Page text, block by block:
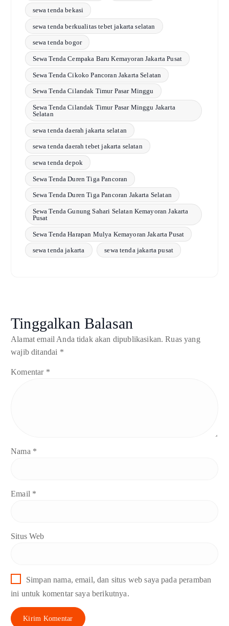
sewa tenda bekasi
sewa tenda berkualitas tebet jakarta selatan
sewa tenda bogor
Sewa Tenda Cempaka Baru Kemayoran Jakarta Pusat
Sewa Tenda Cikoko Pancoran Jakarta Selatan
Sewa Tenda Cilandak Timur Pasar Minggu
Sewa Tenda Cilandak Timur Pasar Minggu Jakarta
Selatan
sewa tenda daerah jakarta selatan
sewa tenda daerah tebet jakarta selatan
sewa tenda depok
Sewa Tenda Duren Tiga Pancoran
Sewa Tenda Duren Tiga Pancoran Jakarta Selatan
Sewa Tenda Gunung Sahari Selatan Kemayoran Jakarta
Pusat
Sewa Tenda Harapan Mulya Kemayoran Jakarta Pusat
sewa tenda jakarta sewa tenda jakarta pusat
Tinggalkan Balasan
Alamat email Anda tidak akan dipublikasikan. Ruas yang
wajib ditandai *
Komentar *
Nama *
Email *
Situs Web
Simpan nama, email, dan situs web saya pada peramban
ini untuk komentar saya berikutnya.